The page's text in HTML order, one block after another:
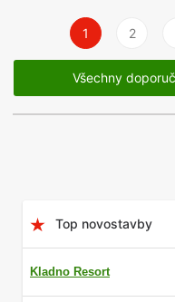
1 2
Všechny
Top novostavby
Kladno Resort